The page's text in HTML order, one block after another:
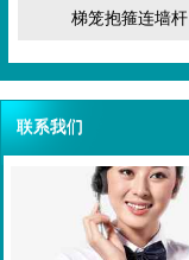
梯笼抱箍连墙杆
联系我们
联系我们